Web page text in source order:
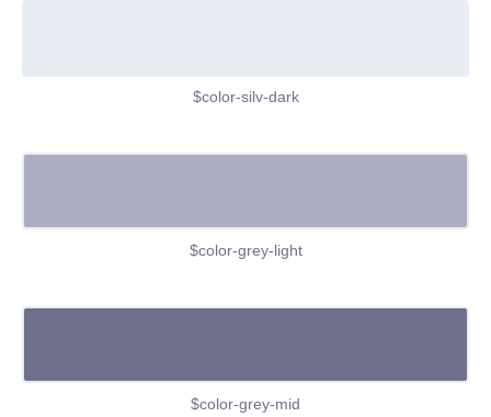
$color-silv-dark
$color-grey-light
$color-grey-mid